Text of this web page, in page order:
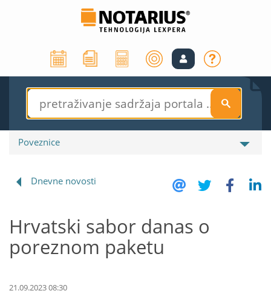
S
Poveznice
Dnevne novosti
Hrvatski sabor danas o
poreznom paketu
21.09.2023 08:30